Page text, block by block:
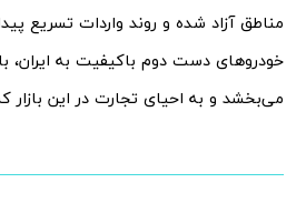
مناطق آزاد شده و روند واردات تسریع
خودروهای دست دوم باکیفیت به ایران،
می‌بخشد و به احیای تجارت در این